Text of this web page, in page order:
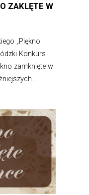
ZAKLĘTE W
„Piękno
Konkurs
zamknięte w